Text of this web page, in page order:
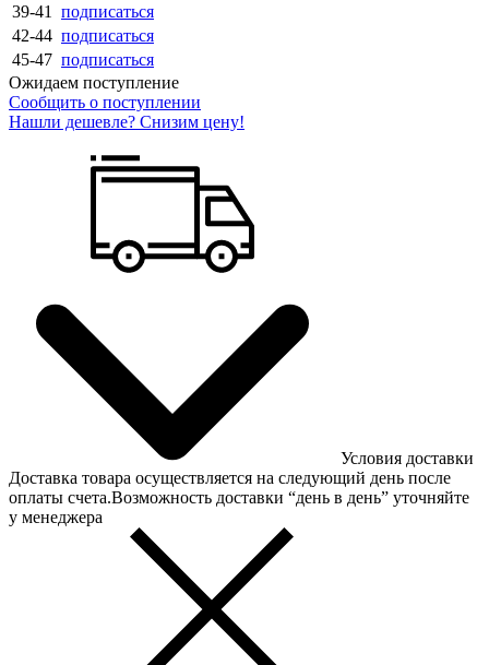
39-41
подписаться
42-44 подписаться
45-47 подписаться
Ожидаем поступление
Сообщить о поступлении
Нашли дешевле? Снизим цену!
Условия доставки
Доставка товара осуществляется на следующий день после
оплаты счета.Возможность доставки “день в день” уточняйте
у менеджера